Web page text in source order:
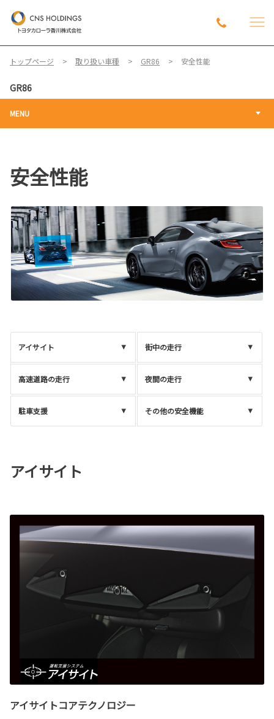
トップページ 取り扱い車種 GR86 安全性能
GR86
MENU
安全性能
アイサイト 街中の走行
高速道路の走行 夜間の走行
駐車支援 その他の安全機能
アイサイト
アイサイトコアテクノロジー